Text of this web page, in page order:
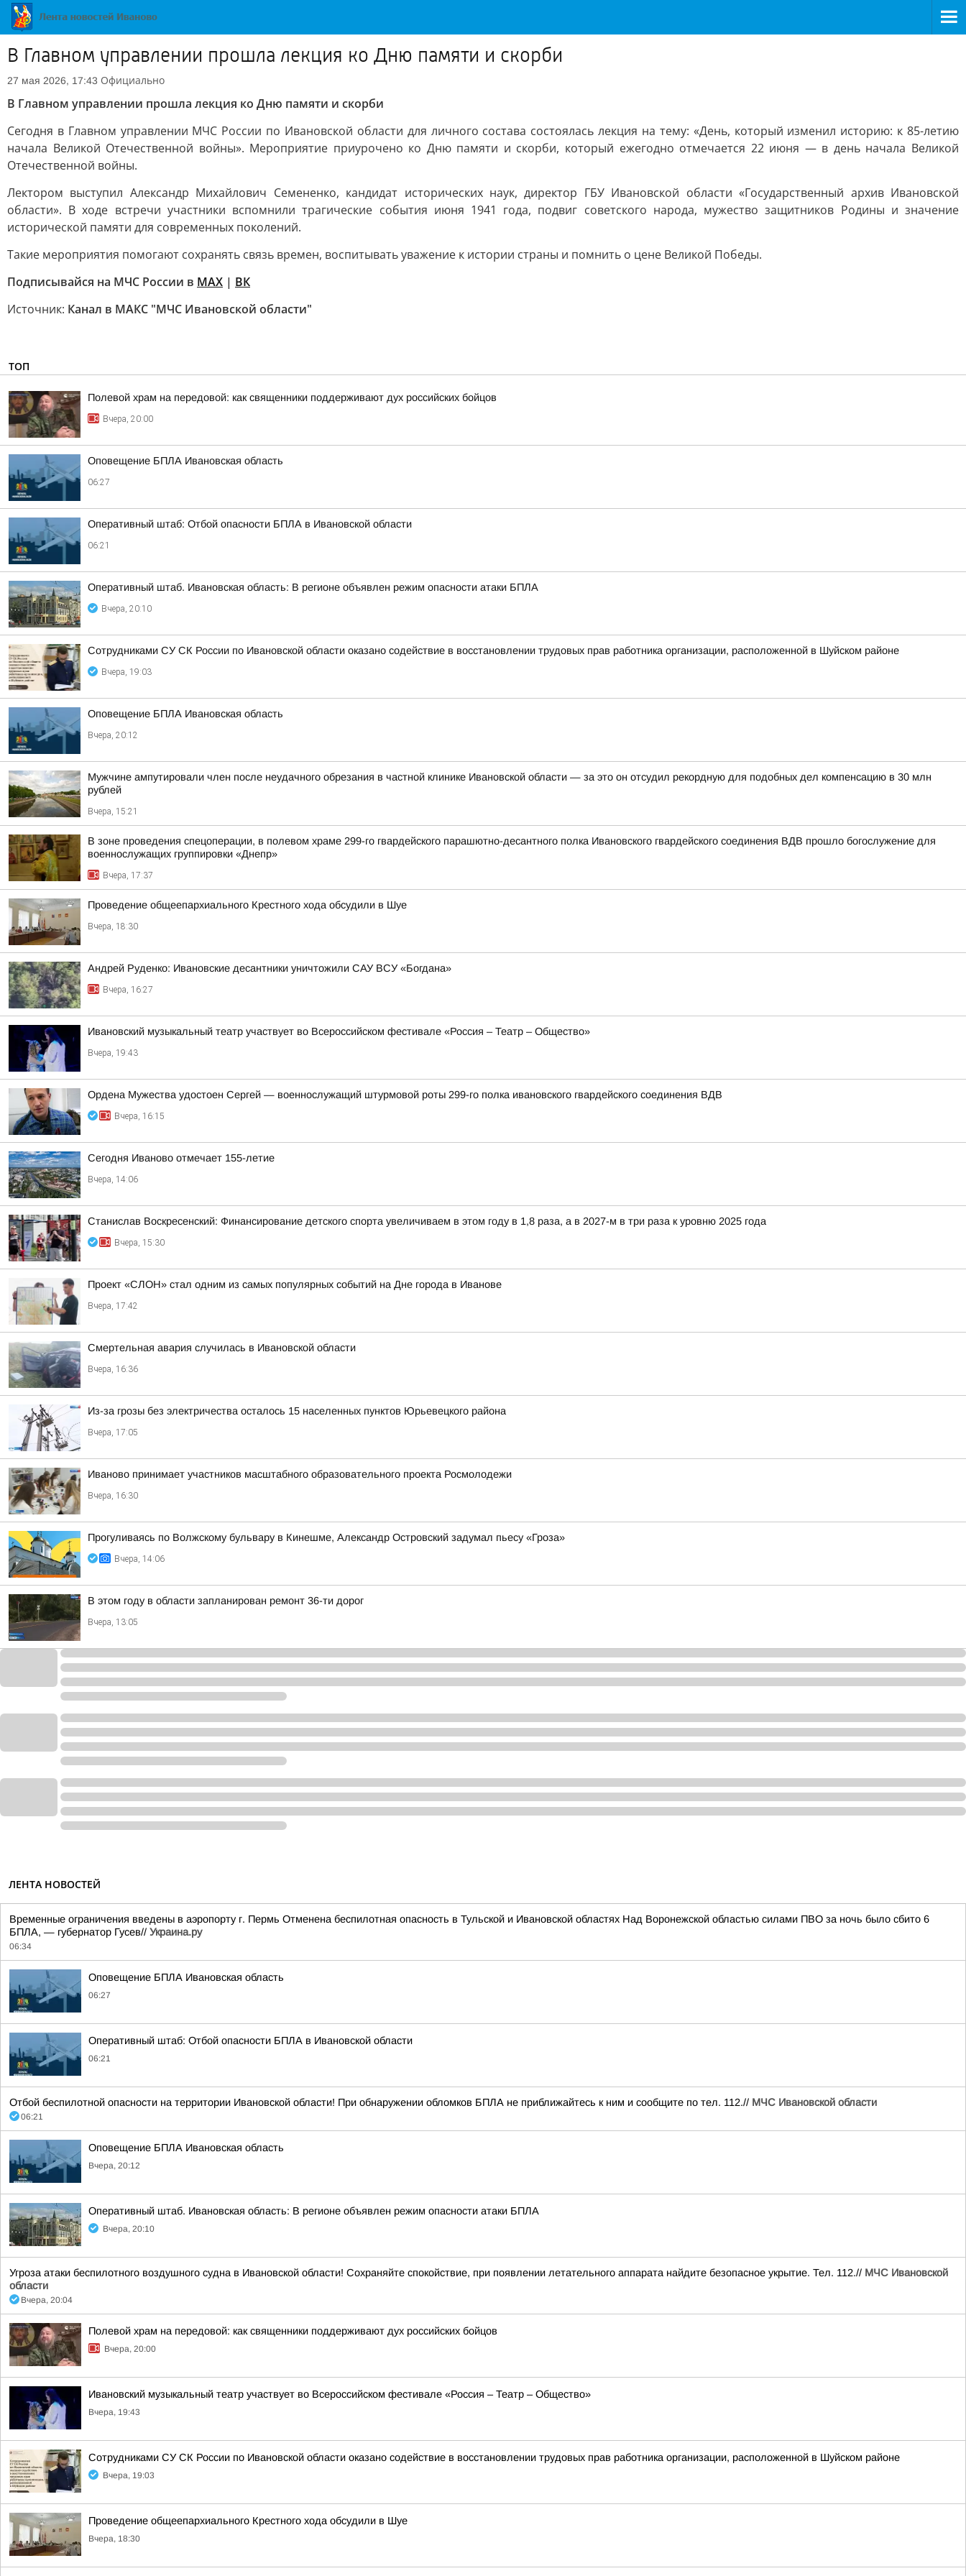
В Главном управлении прошла лекция ко Дню памяти и скорби
27 мая 2026, 17:43 Официально
В Главном управлении прошла лекция ко Дню памяти и скорби
Сегодня в Главном управлении МЧС России по Ивановской области для личного состава состоялась лекция на тему: «День, который изменил историю: к 85-летию
начала Великой Отечественной войны». Мероприятие приурочено ко Дню памяти и скорби, который ежегодно отмечается 22 июня — в день начала Великой
Отечественной войны.
Лектором выступил Александр Михайлович Семененко, кандидат исторических наук, директор ГБУ Ивановской области «Государственный архив Ивановской
области». В ходе встречи участники вспомнили трагические события июня 1941 года, подвиг советского народа, мужество защитников Родины и значение
исторической памяти для современных поколений.
Такие мероприятия помогают сохранять связь времен, воспитывать уважение к истории страны и помнить о цене Великой Победы.
Подписывайся на МЧС России в MAX | ВК
Источник: Канал в МАКС "МЧС Ивановской области"
ТОП
Полевой храм на передовой: как священники поддерживают дух российских бойцов
Вчера, 20:00
Оповещение БПЛА Ивановская область
06:27
Оперативный штаб: Отбой опасности БПЛА в Ивановской области
06:21
Оперативный штаб. Ивановская область: В регионе объявлен режим опасности атаки БПЛА
Вчера, 20:10
Сотрудниками СУ СК России по Ивановской области оказано содействие в восстановлении трудовых прав работника организации, расположенной в Шуйском районе
Вчера, 19:03
Оповещение БПЛА Ивановская область
Вчера, 20:12
Мужчине ампутировали член после неудачного обрезания в частной клинике Ивановской области — за это он отсудил рекордную для подобных дел компенсацию в 30 млн
рублей
Вчера, 15:21
В зоне проведения спецоперации, в полевом храме 299-го гвардейского парашютно-десантного полка Ивановского гвардейского соединения ВДВ прошло богослужение для
военнослужащих группировки «Днепр»
Вчера, 17:37
Проведение общеепархиального Крестного хода обсудили в Шуе
Вчера, 18:30
Андрей Руденко: Ивановские десантники уничтожили САУ ВСУ «Богдана»
Вчера, 16:27
Ивановский музыкальный театр участвует во Всероссийском фестивале «Россия – Театр – Общество»
Вчера, 19:43
Ордена Мужества удостоен Сергей — военнослужащий штурмовой роты 299-го полка ивановского гвардейского соединения ВДВ
Вчера, 16:15
Сегодня Иваново отмечает 155-летие
Вчера, 14:06
Станислав Воскресенский: Финансирование детского спорта увеличиваем в этом году в 1,8 раза, а в 2027-м в три раза к уровню 2025 года
Вчера, 15:30
Проект «СЛОН» стал одним из самых популярных событий на Дне города в Иванове
Вчера, 17:42
Смертельная авария случилась в Ивановской области
Вчера, 16:36
Из-за грозы без электричества осталось 15 населенных пунктов Юрьевецкого района
Вчера, 17:05
Иваново принимает участников масштабного образовательного проекта Росмолодежи
Вчера, 16:30
Прогуливаясь по Волжскому бульвару в Кинешме, Александр Островский задумал пьесу «Гроза»
Вчера, 14:06
В этом году в области запланирован ремонт 36-ти дорог
Вчера, 13:05
ЛЕНТА НОВОСТЕЙ
Временные ограничения введены в аэропорту г. Пермь Отменена беспилотная опасность в Тульской и Ивановской областях Над Воронежской областью силами ПВО за ночь было сбито 6
БПЛА, — губернатор Гусев// Украина.ру
06:34
Оповещение БПЛА Ивановская область
06:27
Оперативный штаб: Отбой опасности БПЛА в Ивановской области
06:21
Отбой беспилотной опасности на территории Ивановской области! При обнаружении обломков БПЛА не приближайтесь к ним и сообщите по тел. 112.// МЧС Ивановской области
06:21
Оповещение БПЛА Ивановская область
Вчера, 20:12
Оперативный штаб. Ивановская область: В регионе объявлен режим опасности атаки БПЛА
Вчера, 20:10
Угроза атаки беспилотного воздушного судна в Ивановской области! Сохраняйте спокойствие, при появлении летательного аппарата найдите безопасное укрытие. Тел. 112.// МЧС Ивановской
области
Вчера, 20:04
Полевой храм на передовой: как священники поддерживают дух российских бойцов
Вчера, 20:00
Ивановский музыкальный театр участвует во Всероссийском фестивале «Россия – Театр – Общество»
Вчера, 19:43
Сотрудниками СУ СК России по Ивановской области оказано содействие в восстановлении трудовых прав работника организации, расположенной в Шуйском районе
Вчера, 19:03
Проведение общеепархиального Крестного хода обсудили в Шуе
Вчера, 18:30